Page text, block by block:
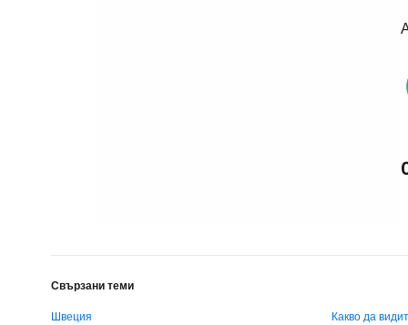
Свързани теми
Швеция
Какво да